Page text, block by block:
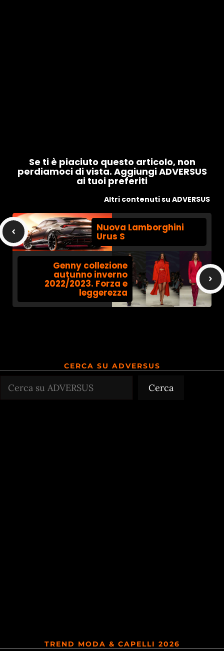
Se ti è piaciuto questo articolo, non
perdiamoci di vista. Aggiungi ADVERSUS
ai tuoi preferiti
Altri contenuti su ADVERSUS
Nuova Lamborghini
Urus S
Genny collezione
autunno inverno
2022/2023. Forza e
leggerezza
CERCA SU ADVERSUS
Cerca
TREND MODA & CAPELLI 2026